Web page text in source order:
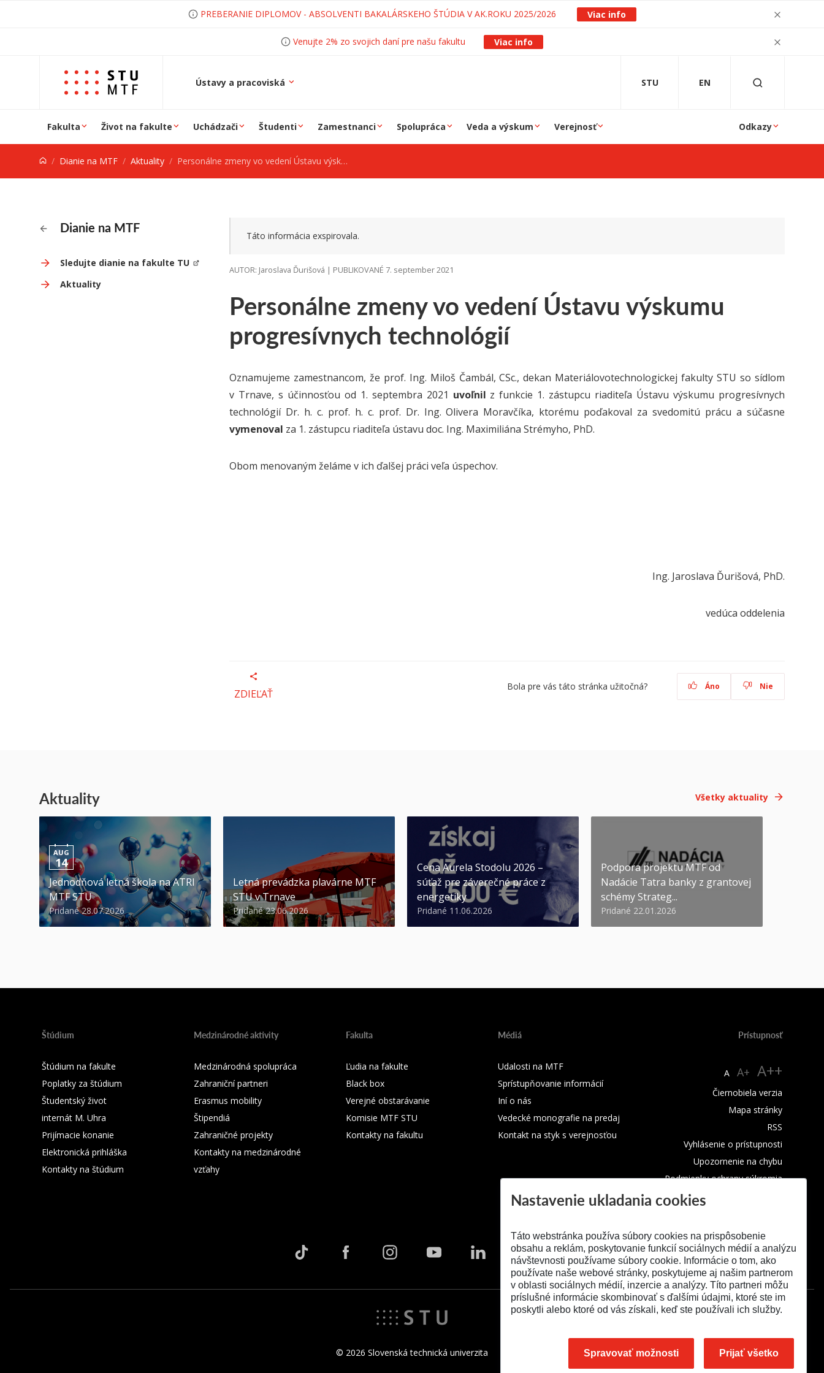
PREBERANIE DIPLOMOV - ABSOLVENTI BAKALÁRSKEHO ŠTÚDIA V AK.ROKU 2025/2026 Viac info
Venujte 2% zo svojich daní pre našu fakultu Viac info
Ústavy a pracoviská STU EN
Fakulta Život na fakulte Uchádzači Študenti Zamestnanci Spolupráca Veda a výskum Verejnosť Odkazy
Dianie na MTF Aktuality Personálne zmeny vo vedení Ústavu výskumu progresívnych technológií
Dianie na MTF
Sledujte dianie na fakulte TU
Aktuality
Personálne zmeny vo vedení Ústavu výskumu
progresívnych technológií
Táto informácia exspirovala.
AUTOR: Jaroslava Ďurišová | PUBLIKOVANÉ 7. september 2021
Oznamujeme zamestnancom, že prof. Ing. Miloš Čambál, CSc., dekan Materiálovotechnologickej fakulty STU so sídlom
v Trnave, s účinnosťou od 1. septembra 2021 uvoľnil z funkcie 1. zástupcu riaditeľa Ústavu výskumu progresívnych
technológií Dr. h. c. prof. h. c. prof. Dr. Ing. Olivera Moravčíka, ktorému poďakoval za svedomitú prácu a súčasne
vymenoval za 1. zástupcu riaditeľa ústavu doc. Ing. Maximiliána Strémyho, PhD.
Obom menovaným želáme v ich ďalšej práci veľa úspechov.
Ing. Jaroslava Ďurišová, PhD.
vedúca oddelenia
ZDIEĽAŤ
Bola pre vás táto stránka užitočná? Áno Nie
Aktuality Všetky aktuality
AUG
14
Jednodňová letná škola na ATRI
MTF STU
Pridané 28.07.2026
Letná prevádzka plavárne MTF
STU v Trnave
Pridané 23.06.2026
Cena Aurela Stodolu 2026 –
súťaž pre záverečné práce z
energetiky
Pridané 11.06.2026
Podpora projektu MTF od
Nadácie Tatra banky z grantovej
schémy Strateg...
Pridané 22.01.2026
Štúdium
Štúdium na fakulte
Poplatky za štúdium
Študentský život
internát M. Uhra
Prijímacie konanie
Elektronická prihláška
Kontakty na štúdium
Medzinárodné aktivity
Medzinárodná spolupráca
Zahraniční partneri
Erasmus mobility
Štipendiá
Zahraničné projekty
Kontakty na medzinárodné
vzťahy
Fakulta
Ľudia na fakulte
Black box
Verejné obstarávanie
Komisie MTF STU
Kontakty na fakultu
Médiá
Udalosti na MTF
Sprístupňovanie informácií
Iní o nás
Vedecké monografie na predaj
Kontakt na styk s verejnosťou
Prístupnosť
A A+ A++
Čiernobiela verzia
Mapa stránky
RSS
Vyhlásenie o prístupnosti
Upozornenie na chybu
Podmienky ochrany súkromia
© 2026 Slovenská technická univerzita
Nastavenie ukladania cookies
Táto webstránka používa súbory cookies na prispôsobenie
obsahu a reklám, poskytovanie funkcií sociálnych médií a analýzu
návštevnosti používame súbory cookie. Informácie o tom, ako
používate naše webové stránky, poskytujeme aj našim partnerom
v oblasti sociálnych médií, inzercie a analýzy. Títo partneri môžu
príslušné informácie skombinovať s ďalšími údajmi, ktoré ste im
poskytli alebo ktoré od vás získali, keď ste používali ich služby.
Spravovať možnosti Prijať všetko